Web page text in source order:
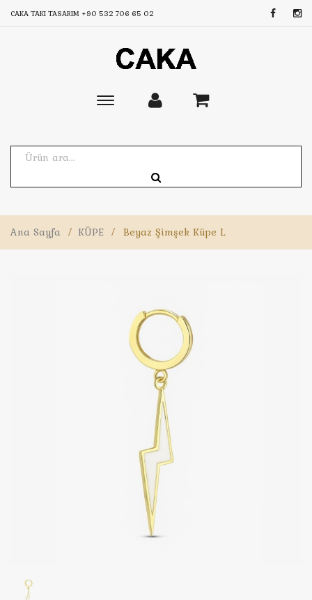
CAKA TAKI TASARIM +90 532 706 65 02
Toggle
Ana Sayfa / KÜPE / Beyaz Şimşek Küpe L